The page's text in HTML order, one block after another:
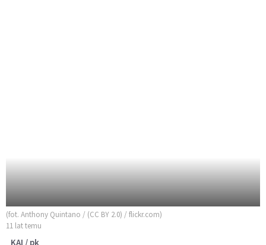
(fot. Anthony Quintano / (CC BY 2.0) / flickr.com)
11 lat temu
KAI / pk